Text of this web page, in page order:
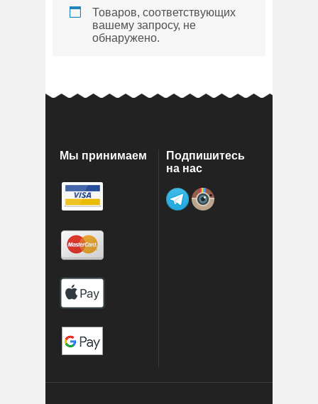
Товаров, соответствующих
вашему запросу, не
обнаружено.
Мы принимаем
Подпишитесь
на нас